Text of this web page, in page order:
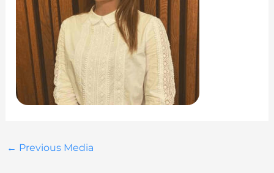
← Previous Media